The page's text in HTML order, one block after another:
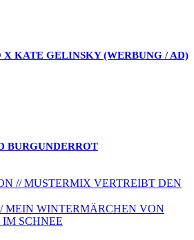
X KATE GELINSKY (WERBUNG / AD)
BURGUNDERROT
// MUSTERMIX VERTREIBT DEN
MEIN WINTERMÄRCHEN VON
SCHNEE